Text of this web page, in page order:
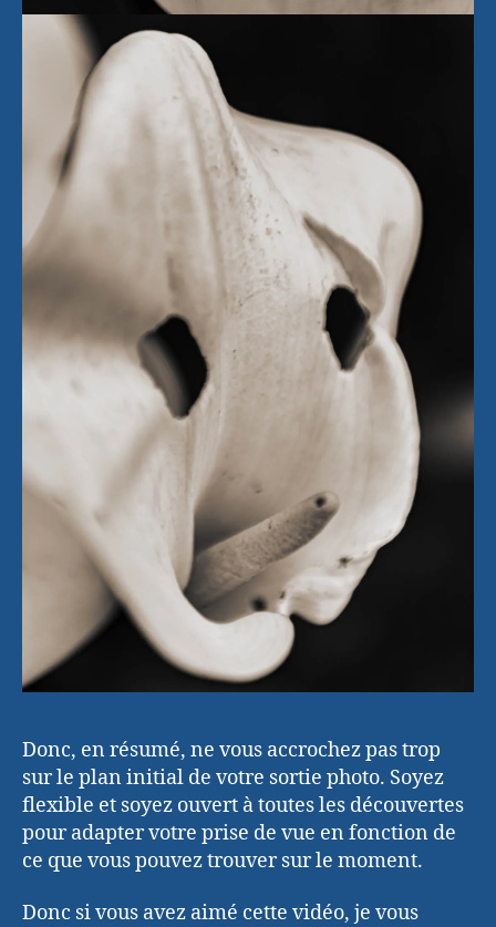
Donc, en résumé, ne vous accrochez pas trop
sur le plan initial de votre sortie photo. Soyez
flexible et soyez ouvert à toutes les découvertes
pour adapter votre prise de vue en fonction de
ce que vous pouvez trouver sur le moment.
Donc si vous avez aimé cette vidéo, je vous